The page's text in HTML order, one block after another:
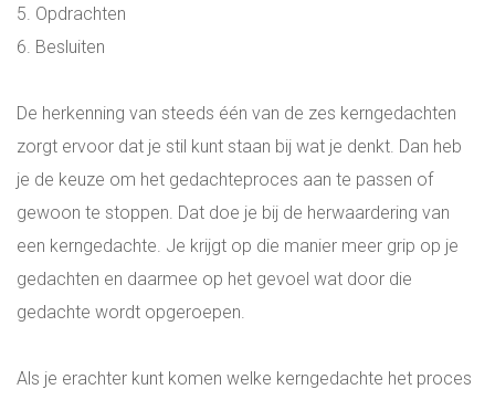
WIE ZIJN WIJ?
ONS TEAM
INSPIRATIE
ADRES EN ROUTE
BLOG
LOGIN
5. Opdrachten
6. Besluiten
De herkenning van steeds één van de zes kerngedachten
zorgt ervoor dat je stil kunt staan bij wat je denkt. Dan heb
je de keuze om het gedachteproces aan te passen of
gewoon te stoppen. Dat doe je bij de herwaardering van
een kerngedachte. Je krijgt op die manier meer grip op je
gedachten en daarmee op het gevoel wat door die
gedachte wordt opgeroepen.
Als je erachter kunt komen welke kerngedachte het proces